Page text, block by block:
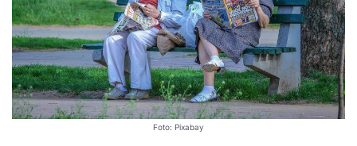
Foto: Pixabay